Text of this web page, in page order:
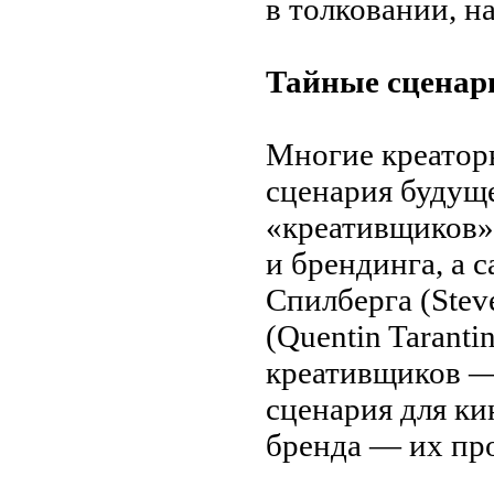
в толковании,
Тайные
Многие
сценария
«креативщиков»
и брендинга, а
Спилберга
(Quentin
креативщиков
сценария для
бренда —их